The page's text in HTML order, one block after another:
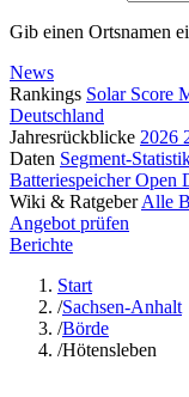
Gib einen Ortsnamen
News
Rankings Solar Score
Deutschland
Jahresrückblicke 2026
Daten Segment-
BatteriespeicherOpen
Wiki & Ratgeber Alle
Angebot prüfen
Berichte
Start
/Sachsen-Anhalt
/Börde
/Hötensleben